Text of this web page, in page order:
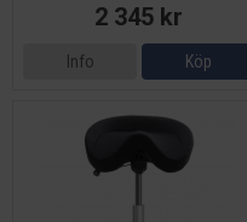
2 345 kr
Info Köp